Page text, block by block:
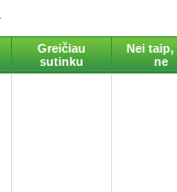
Greičiau
sutinku
Nei taip,
ne